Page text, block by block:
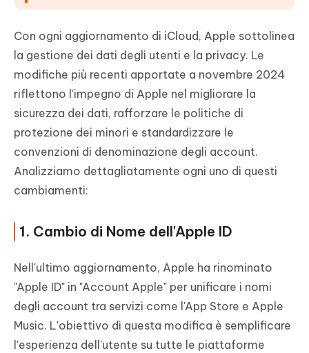
Con ogni aggiornamento di iCloud, Apple sottolinea
la gestione dei dati degli utenti e la privacy. Le
modifiche più recenti apportate a novembre 2024
riflettono l'impegno di Apple nel migliorare la
sicurezza dei dati, rafforzare le politiche di
protezione dei minori e standardizzare le
convenzioni di denominazione degli account.
Analizziamo dettagliatamente ogni uno di questi
cambiamenti:
1. Cambio di Nome dell'Apple ID
Nell'ultimo aggiornamento, Apple ha rinominato
"Apple ID" in "Account Apple" per unificare i nomi
degli account tra servizi come l'App Store e Apple
Music. L'obiettivo di questa modifica è semplificare
l'esperienza dell'utente su tutte le piattaforme